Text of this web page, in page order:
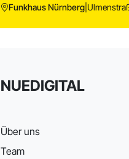
Funkhaus Nürnberg
NUEDIGITAL
Über uns
Team